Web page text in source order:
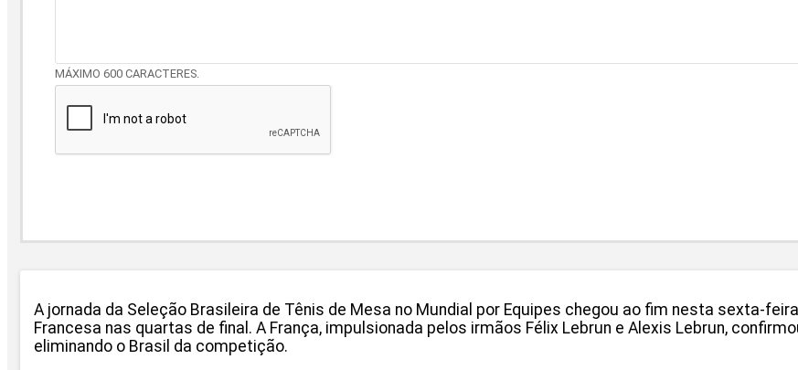
MÁXIMO 600 CARACTERES.
A jornada da Seleção Brasileira de Tênis de Mesa no Mundial por Equipes chegou ao fim nesta sexta-
Francesa nas quartas de final. A França, impulsionada pelos irmãos Félix Lebrun e Alexis Lebrun,
eliminando o Brasil da competição.